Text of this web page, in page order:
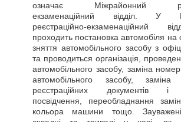
означає Міжрайонний
екзаменаційний відділ. У
реєстраційно-екзаменаційний
проходить постановка автомобіля на
зняття автомобільного засобу з
та проводиться організація,
автомобільного засобу, заміна
автомобільного засобу,
реєстраційних документів і
посвідчення, переобладнання
кольора машини тощо.